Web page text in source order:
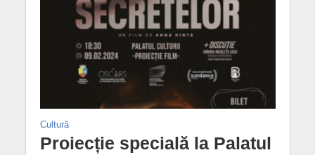
Cultură
Proiecție specială la Palatul